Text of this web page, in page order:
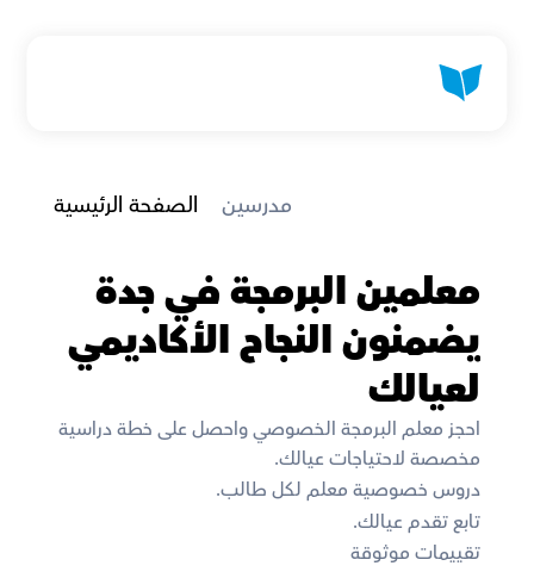
الصفحة الرئيسية مدرسين
معلمين البرمجة في جدة
يضمنون النجاح الأكاديمي
لعيالك
احجز معلم البرمجة الخصوصي واحصل على خطة دراسية
مخصصة لاحتياجات عيالك.
دروس خصوصية معلم لكل طالب.
تابع تقدم عيالك.
تقييمات موثوقة